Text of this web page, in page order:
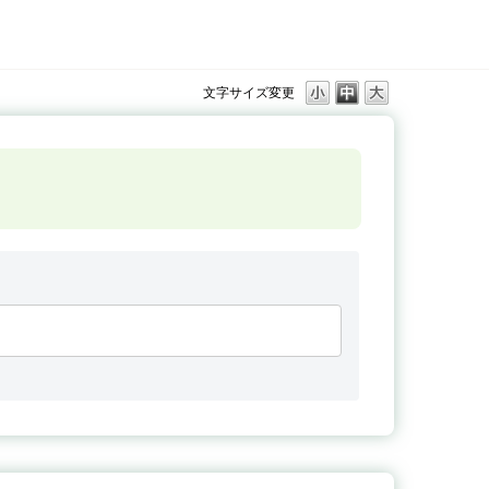
文字サイズ変更